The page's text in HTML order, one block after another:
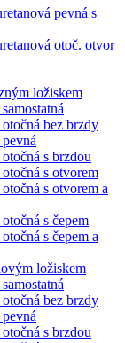
pevná s
otoč. otvor
ložiskem
bez brzdy
s brzdou
s otvorem
s otvorem a
s čepem
s čepem a
ložiskem
bez brzdy
s brzdou